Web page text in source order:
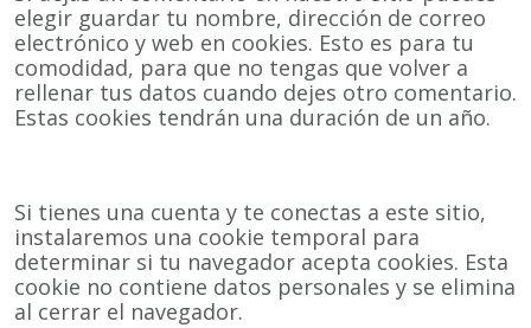
elegir guardar tu nombre, dirección de correo
electrónico y web en cookies. Esto es para tu
comodidad, para que no tengas que volver a
rellenar tus datos cuando dejes otro comentario.
Estas cookies tendrán una duración de un año.
Si tienes una cuenta y te conectas a este sitio,
instalaremos una cookie temporal para
determinar si tu navegador acepta cookies. Esta
cookie no contiene datos personales y se elimina
al cerrar el navegador.